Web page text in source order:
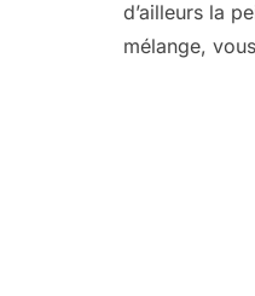
d’ailleurs la
mélange,